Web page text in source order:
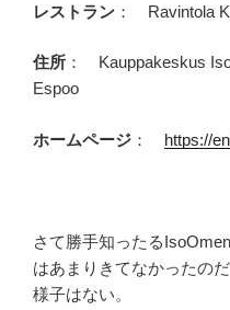
レストラン ： Ravintola
住所 ： Kauppakeskus
Espoo
ホームページ ： https://
さて勝手知ったる
はあまりきてなかったの
様子はない。